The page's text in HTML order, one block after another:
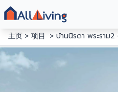
主页
项目 บ้านนิรดา พระราม2